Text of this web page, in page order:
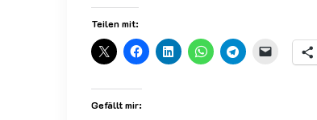
Teilen mit:
Gefällt mir: